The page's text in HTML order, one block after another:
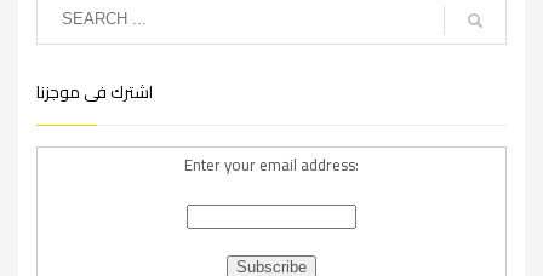
اشترك فى موجزنا
Enter your email address: